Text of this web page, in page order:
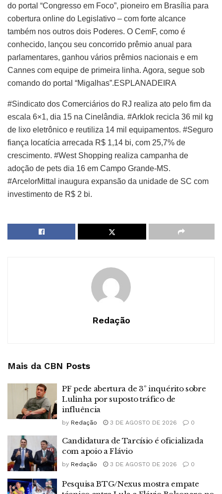
do portal “Congresso em Foco”, pioneiro em Brasília para
cobertura online do Legislativo – com forte alcance
também nos outros dois Poderes. O CemF, como é
conhecido, lançou seu concorrido prêmio anual para
parlamentares, ganhou vários prêmios nacionais e em
Cannes com equipe de primeira linha. Agora, segue sob
comando do portal “Migalhas”.ESPLANADEIRA
#Sindicato dos Comerciários do RJ realiza ato pelo fim da
escala 6×1, dia 15 na Cinelândia. #Arklok recicla 36 mil kg
de lixo eletrônico e reutiliza 14 mil equipamentos. #Seguro
fiança locatícia arrecada R$ 1,14 bi, com 25,7% de
crescimento. #West Shopping realiza campanha de
adoção de pets dia 16 em Campo Grande-MS.
#ArcelorMittal inaugura expansão da unidade de SC com
investimento de R$ 2 bi.
Redação
Mais da CBN Posts
PF pede abertura de 3º inquérito sobre
Lulinha por suposto tráfico de
influência
by Redação 3 DE AGOSTO DE 2026 0
Candidatura de Tarcísio é oficializada
com apoio a Flávio
by Redação 3 DE AGOSTO DE 2026 0
Pesquisa BTG/Nexus mostra empate